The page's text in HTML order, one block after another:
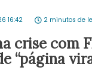
16:42 2 minutos de
crise com
“página